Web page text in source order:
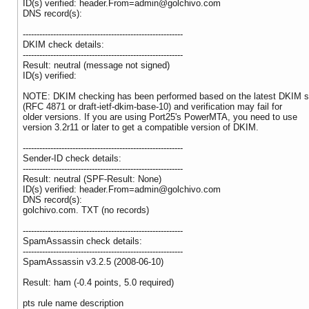
ID(s) verified: header.From=admin@golchivo.com
DNS record(s):
----------------------------------------------------------
DKIM check details:
----------------------------------------------------------
Result: neutral (message not signed)
ID(s) verified:
NOTE: DKIM checking has been performed based on the latest DKIM
(RFC 4871 or draft-ietf-dkim-base-10) and verification may fail for
older versions. If you are using Port25's PowerMTA, you need to use
version 3.2r11 or later to get a compatible version of DKIM.
----------------------------------------------------------
Sender-ID check details:
----------------------------------------------------------
Result: neutral (SPF-Result: None)
ID(s) verified: header.From=admin@golchivo.com
DNS record(s):
golchivo.com. TXT (no records)
----------------------------------------------------------
SpamAssassin check details:
----------------------------------------------------------
SpamAssassin v3.2.5 (2008-06-10)
Result: ham (-0.4 points, 5.0 required)
pts rule name description